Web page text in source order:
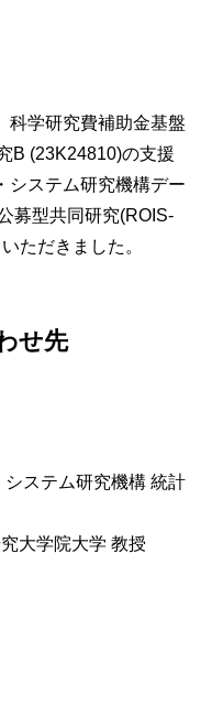
学研究費補助金基盤
B (23K24810)の支援
システム研究機構デー
募型共同研究(ROIS-
ただきました。
せ先
ステム研究機構 統計
大学院大学 教授